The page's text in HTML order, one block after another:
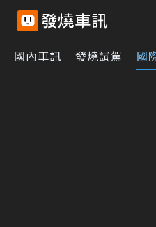
國內車訊 發燒試駕 國